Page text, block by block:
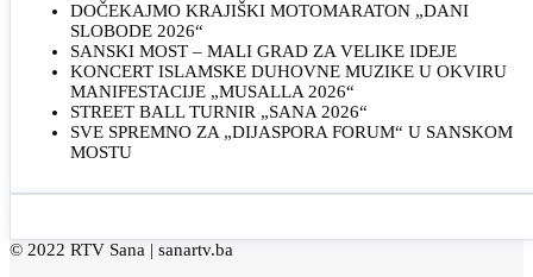
DOČEKAJMO KRAJIŠKI MOTOMARATON „DANI
SLOBODE 2026“
SANSKI MOST – MALI GRAD ZA VELIKE IDEJE
KONCERT ISLAMSKE DUHOVNE MUZIKE U OKVIRU
MANIFESTACIJE „MUSALLA 2026“
STREET BALL TURNIR „SANA 2026“
SVE SPREMNO ZA „DIJASPORA FORUM“ U SANSKOM
MOSTU
© 2022 RTV Sana | sanartv.ba